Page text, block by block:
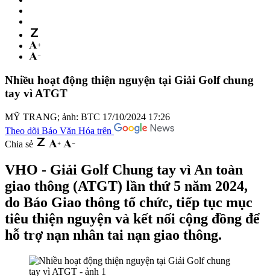
Nhiều hoạt động thiện nguyện tại Giải Golf chung
tay vì ATGT
MỸ TRANG; ảnh: BTC 17/10/2024 17:26
Theo dõi Báo Văn Hóa trên
Chia sẻ
VHO - Giải Golf Chung tay vì An toàn
giao thông (ATGT) lần thứ 5 năm 2024,
do Báo Giao thông tổ chức, tiếp tục mục
tiêu thiện nguyện và kết nối cộng đồng để
hỗ trợ nạn nhân tai nạn giao thông.